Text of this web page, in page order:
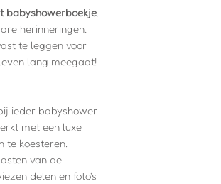
babyshowerboekje
herinneringen,
te leggen voor
lang meegaat!
ieder babyshower
met een luxe
te koesteren.
van de
delen en foto's